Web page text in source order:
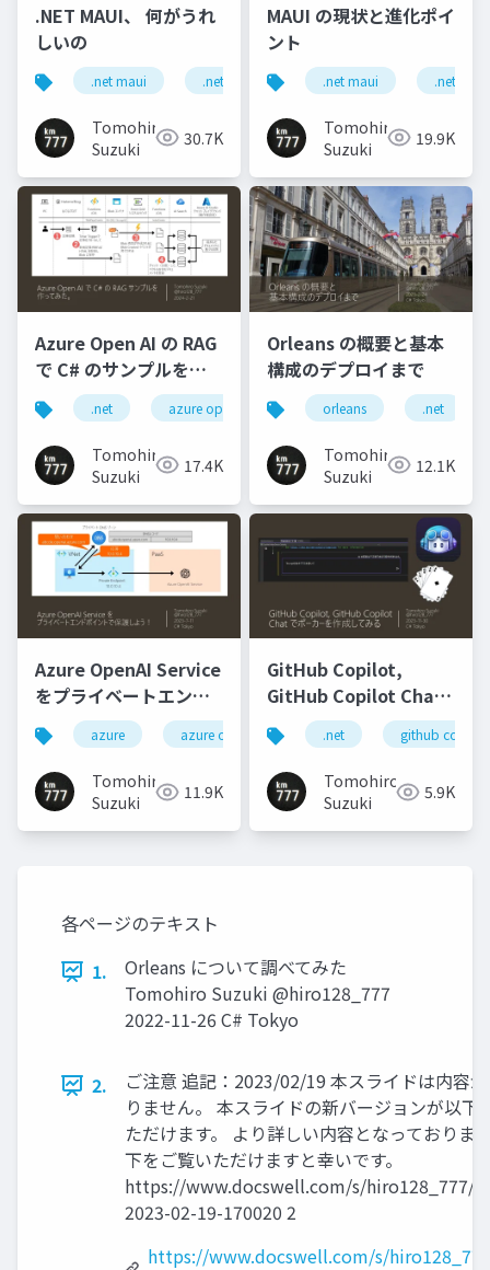
.NET MAUI、 何がうれ
しいの
.net maui .net
Tomohiro
Suzuki
30.7K
MAUI の現状と進化ポイ
ント
.net maui .net
Tomohiro
Suzuki
19.9K
Azure Open AI の RAG
で C# のサンプルを作
ってみた。
.net azure openai rag
Tomohiro
Suzuki
17.4K
Orleans の概要と基本
構成のデプロイまで
orleans .net
Tomohiro
Suzuki
12.1K
Azure OpenAI Service
をプライベートエンド
ポイントで保護しよ
う！
azure azure openai
Tomohiro
Suzuki
11.9K
GitHub Copilot,
GitHub Copilot Chat
でポーカーを作成して
みる
.net github copilot
Tomohiro
Suzuki
5.9K
各ページのテキスト
1.
Orleans について調べてみた
Tomohiro Suzuki @hiro128_777
2022-11-26 C# Tokyo
2.
ご注意 追記：2023/02/19 本スライドは内容
りません。 本スライドの新バージョンが以下
ただけます。 より詳しい内容となっておりま
下をご覧いただけますと幸いです。
https://www.docswell.com/s/hiro128_777/
2023-02-19-170020 2
https://www.docswell.com/s/